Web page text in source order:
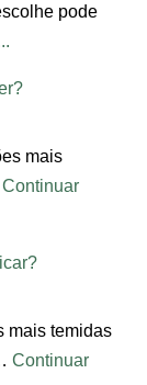
pode
mais
Continuar
mais temidas
Continuar